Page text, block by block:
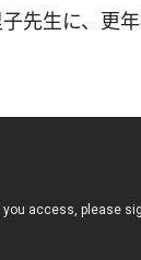
先生に、更